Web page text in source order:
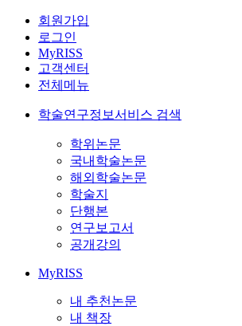
회원가입
로그인
MyRISS
고객센터
전체메뉴
학술연구정보서비스 검색
학위논문
국내학술논문
해외학술논문
학술지
단행본
연구보고서
공개강의
MyRISS
내 추천논문
내 책장